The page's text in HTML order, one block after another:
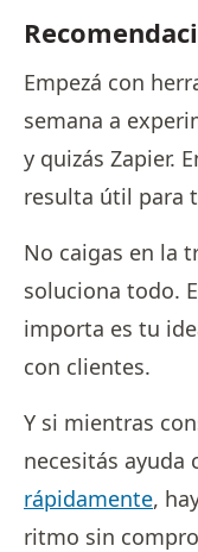
Empezá con
semana a
y quizás Zapier.
resulta útil para
No caigas en la
soluciona todo.
importa es tu
con clientes.
Y si mientras
necesitás ayuda
rápidamente,
ritmo sin